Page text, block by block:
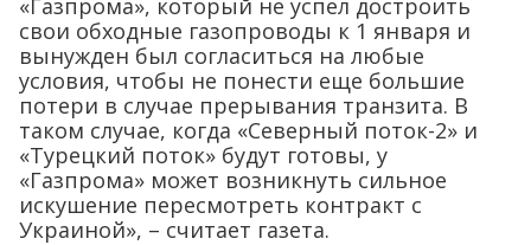
свои обходные газопроводы к 1 января и
вынужден был согласиться на любые
условия, чтобы не понести еще большие
потери в случае прерывания транзита. В
таком случае, когда «Северный поток-2» и
«Турецкий поток» будут готовы, у
«Газпрома» может возникнуть сильное
искушение пересмотреть контракт с
Украиной», – считает газета.